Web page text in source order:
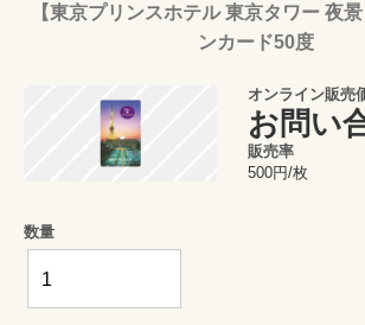
【東京プリンスホテル 東京タワー 夜
ンカード50度
オンライン販売
お問い
販売率
500円/枚
数量